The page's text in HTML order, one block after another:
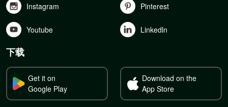
Instagram Pinterest
Youtube Linkedln
下载
Get it on
Google Play
Download on the
App Store